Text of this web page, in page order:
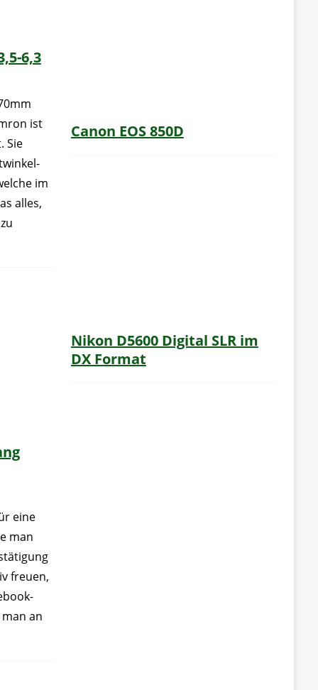
6,3
ist
Sie
im
alles,
eine
man
freuen,
an
Canon EOS 850D
Nikon D5600 Digital SLR im
DX Format